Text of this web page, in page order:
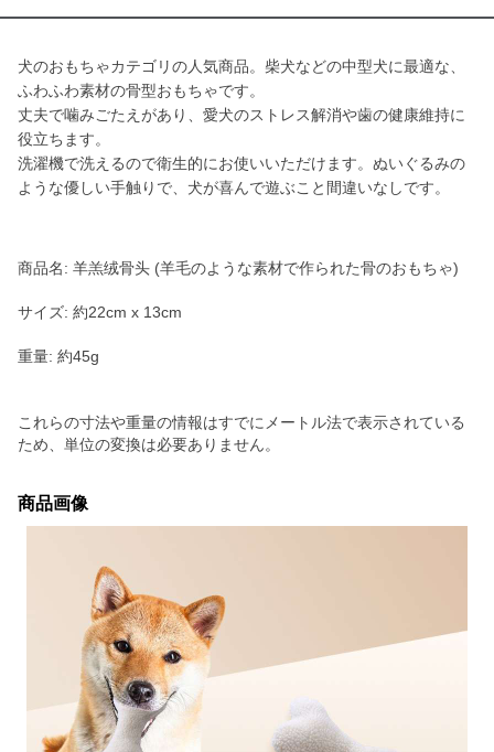
犬のおもちゃカテゴリの人気商品。柴犬などの中型犬に最適な、
ふわふわ素材の骨型おもちゃです。
丈夫で噛みごたえがあり、愛犬のストレス解消や歯の健康維持に
役立ちます。
洗濯機で洗えるので衛生的にお使いいただけます。ぬいぐるみの
ような優しい手触りで、犬が喜んで遊ぶこと間違いなしです。
商品名: 羊羔绒骨头 (羊毛のような素材で作られた骨のおもちゃ)
サイズ: 約22cm x 13cm
重量: 約45g
これらの寸法や重量の情報はすでにメートル法で表示されている
ため、単位の変換は必要ありません。
商品画像